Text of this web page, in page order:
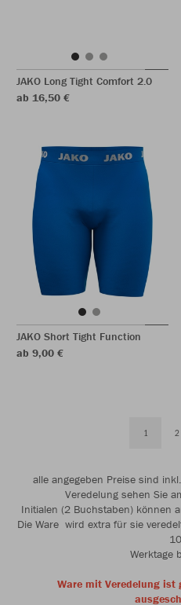
JAKO Long Tight Comfort 2.0
ab 16,50 €
JAKO Short Tight Function
ab 9,00 €
1 2
alle angegeben Preise sind
Veredelung sehen Sie
Initialen (2 Buchstaben) können
Die Ware wird extra für sie
10
Werktage
Ware mit Veredelung ist